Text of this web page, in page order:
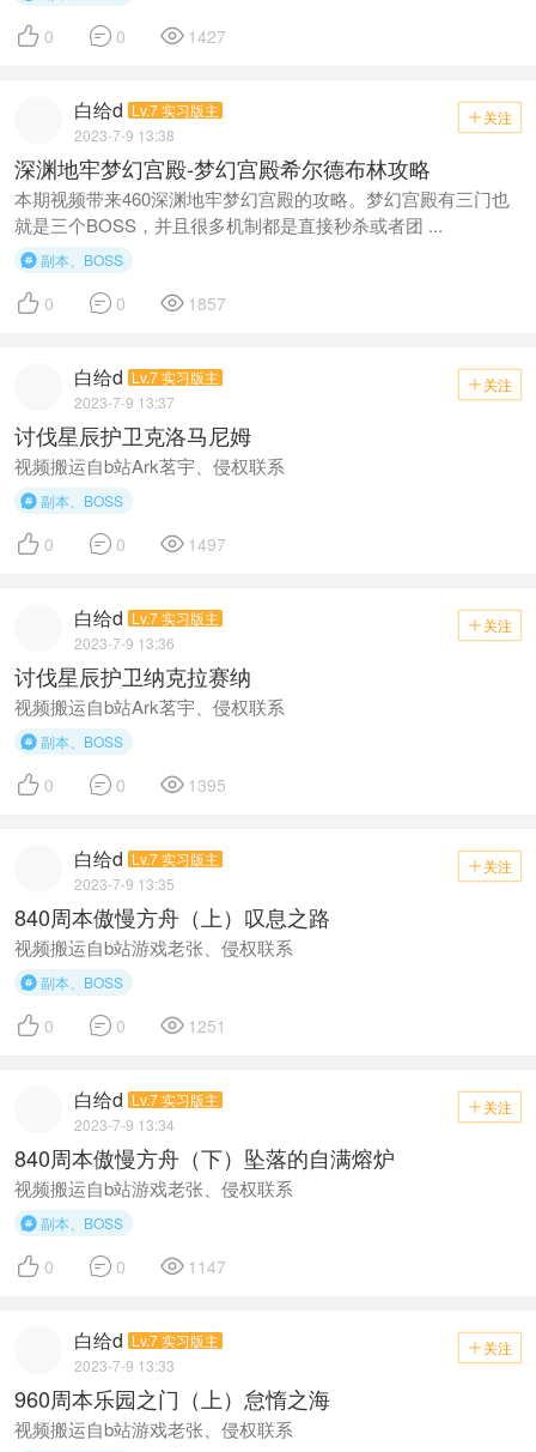
 0  0  1427
 关注
白给d Lv.7 实习版主
2023-7-9 13:38
深渊地牢梦幻宫殿-梦幻宫殿希尔德布林攻略
本期视频带来460深渊地牢梦幻宫殿的攻略。梦幻宫殿有三门也
就是三个BOSS，并且很多机制都是直接秒杀或者团 ...
副本、BOSS
 0  0  1857
 关注
白给d Lv.7 实习版主
2023-7-9 13:37
讨伐星辰护卫克洛马尼姆
视频搬运自b站Ark茗宇、侵权联系
副本、BOSS
 0  0  1497
 关注
白给d Lv.7 实习版主
2023-7-9 13:36
讨伐星辰护卫纳克拉赛纳
视频搬运自b站Ark茗宇、侵权联系
副本、BOSS
 0  0  1395
 关注
白给d Lv.7 实习版主
2023-7-9 13:35
840周本傲慢方舟（上）叹息之路
视频搬运自b站游戏老张、侵权联系
副本、BOSS
 0  0  1251
 关注
白给d Lv.7 实习版主
2023-7-9 13:34
840周本傲慢方舟（下）坠落的自满熔炉
视频搬运自b站游戏老张、侵权联系
副本、BOSS
 0  0  1147
 关注
白给d Lv.7 实习版主
2023-7-9 13:33
960周本乐园之门（上）怠惰之海
视频搬运自b站游戏老张、侵权联系